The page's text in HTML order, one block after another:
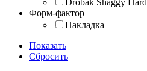
Форм-фактор
Накладка
Показать
Сбросить